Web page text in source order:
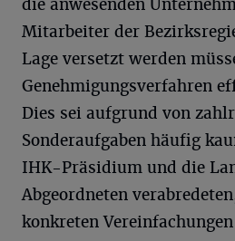
die anwesenden
Mitarbeiter der
Lage versetzt werden
Genehmigungsverfahren
Dies sei aufgrund von
Sonderaufgaben häufig
IHK-Präsidium und die
Abgeordneten
konkreten